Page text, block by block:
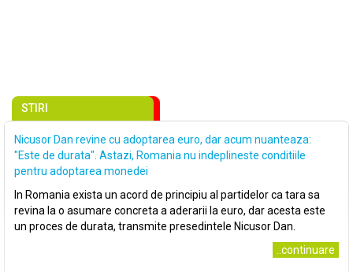
STIRI
Nicusor Dan revine cu adoptarea euro, dar acum nuanteaza:
"Este de durata". Astazi, Romania nu indeplineste conditiile
pentru adoptarea monedei
In Romania exista un acord de principiu al partidelor ca tara sa
revina la o asumare concreta a aderarii la euro, dar acesta este
un proces de durata, transmite presedintele Nicusor Dan.
..continuare